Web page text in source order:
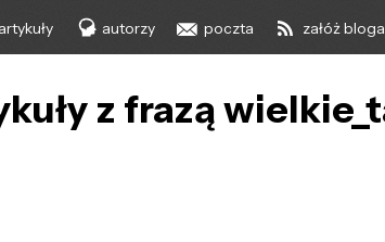
artykuły autorzy poczta załóż
z frazą